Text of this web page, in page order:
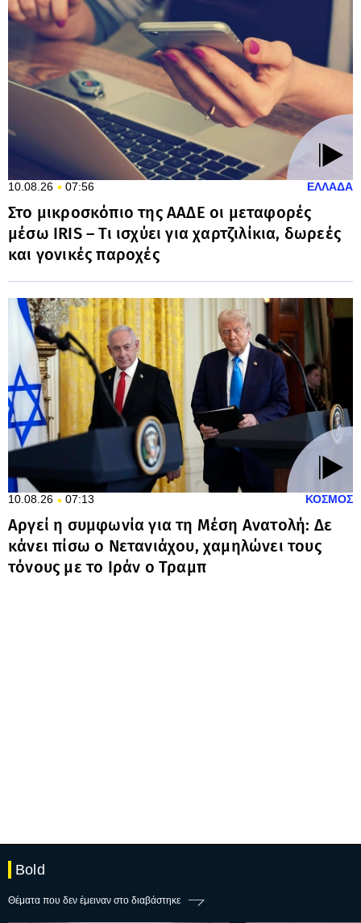
10.08.26 07:56 ΕΛΛΑΔΑ
Στο μικροσκόπιο της ΑΑΔΕ οι μεταφορές
μέσω IRIS – Τι ισχύει για χαρτζιλίκια, δωρεές
και γονικές παροχές
10.08.26 07:13 ΚΟΣΜΟΣ
Αργεί η συμφωνία για τη Μέση Ανατολή: Δε
κάνει πίσω ο Νετανιάχου, χαμηλώνει τους
τόνους με το Ιράν ο Τραμπ
Bold
Θέματα που δεν έμειναν στο διαβάστηκε